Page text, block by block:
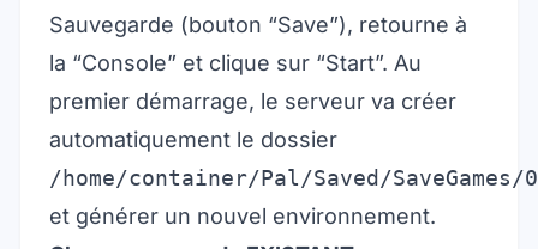
Sauvegarde (bouton “Save”), retourne à
la “Console” et clique sur “Start”. Au
premier démarrage, le serveur va créer
automatiquement le dossier
/home/container/Pal/Saved/SaveGames/
et générer un nouvel environnement.